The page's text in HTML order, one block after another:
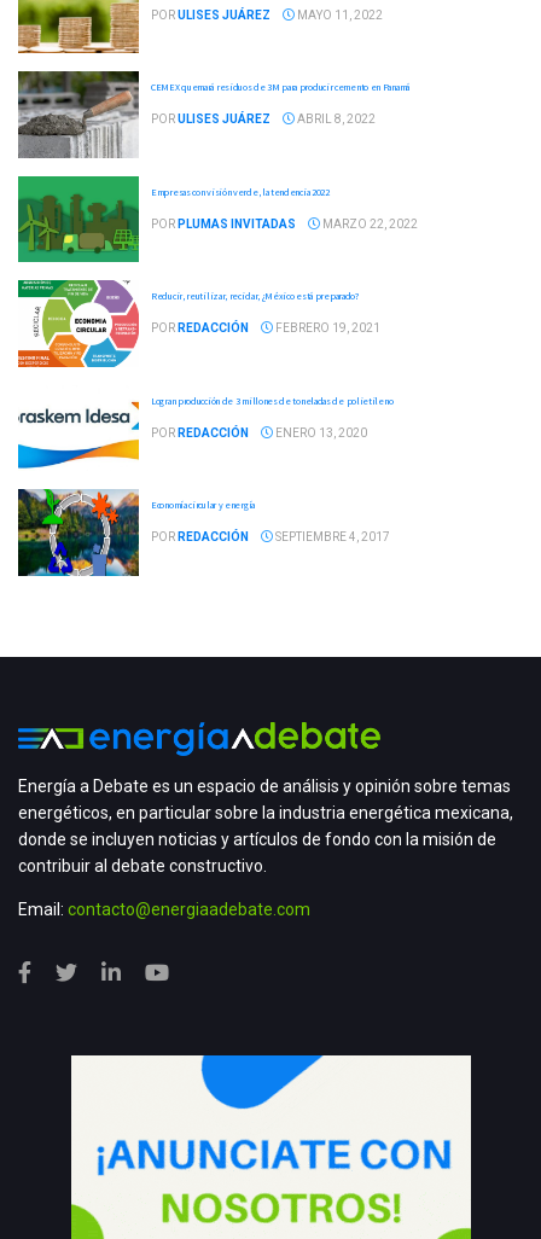
PORULISES JUÁREZ MAYO 11, 2022
CEMEX quemará residuos de 3M para producir cemento en Panamá
PORULISES JUÁREZ ABRIL 8, 2022
Empresas con visión verde, la tendencia 2022
POR PLUMAS INVITADAS MARZO 22, 2022
Reducir, reutilizar, reciclar, ¿México está preparado?
POR REDACCIÓN FEBRERO 19, 2021
Logran producción de 3 millones de toneladas de polietileno
POR REDACCIÓN ENERO 13, 2020
Economía circular y energía
POR REDACCIÓN SEPTIEMBRE 4, 2017
Energía a Debate es un espacio de análisis y opinión sobre temas
energéticos, en particular sobre la industria energética mexicana,
donde se incluyen noticias y artículos de fondo con la misión de
contribuir al debate constructivo.
Email: contacto@energiaadebate.com